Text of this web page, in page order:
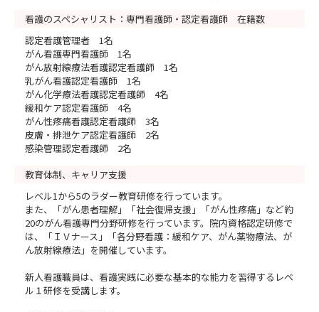
看護のスペシャリスト：専門看護師・認定看護師 在籍数
認定看護管理者 1名
がん看護専門看護師 1名
がん放射線療法看護認定看護師 1名
乳がん看護認定看護師 1名
がん化学療法看護認定看護師 4名
緩和ケア認定看護師 4名
がん性疼痛看護認定看護師 3名
皮膚・排泄ケア認定看護師 2名
感染管理認定看護師 2名
教育体制、キャリア支援
レベル1から5のラダー教育研修を行っています。
また、「がん患者理解」「社会復帰支援」「がん性疼痛」など約
20のがん看護専門分野研修を行っています。院内資格認定研修で
は、「ＩＶナース」「各分野看護：緩和ケア、がん薬物療法、が
ん放射線療法」を開催しています。
新人看護職員は、看護実践に必要な基本的な能力を習得するレベ
ル１研修を受講します。